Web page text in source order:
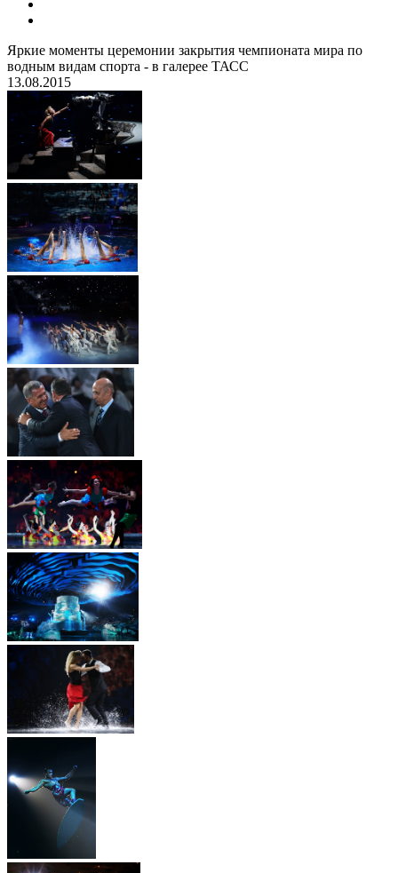
Яркие моменты церемонии закрытия чемпионата мира по
водным видам спорта - в галерее ТАСС
13.08.2015